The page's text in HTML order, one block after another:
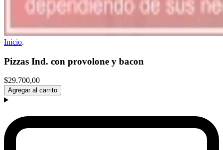
Inicio.
Pizzas Ind. con provolone y bacon
$29.700,00
Agregar al carrito